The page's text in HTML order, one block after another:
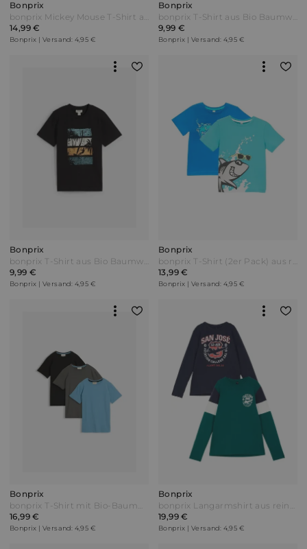
Bonprix
bonprix Mickey Mouse T-Shirt aus reiner Baumwolle Schwarz
14,99 €
Bonprix | Versand: 4,95 €
Bonprix
bonprix T-Shirt aus Bio Baumwolle Blau
9,99 €
Bonprix | Versand: 4,95 €
Bonprix
bonprix T-Shirt aus Bio Baumwolle Schwarz
9,99 €
Bonprix | Versand: 4,95 €
Bonprix
bonprix T-Shirt (2er Pack) aus reiner Bio-Baumwolle Blau
13,99 €
Bonprix | Versand: 4,95 €
Bonprix
bonprix T-Shirt mit Bio-Baumwolle (3er Pack) Blau
16,99 €
Bonprix | Versand: 4,95 €
Bonprix
bonprix Langarmshirt aus reiner Bio-Baumwolle (2er Pack) Grün
19,99 €
Bonprix | Versand: 4,95 €